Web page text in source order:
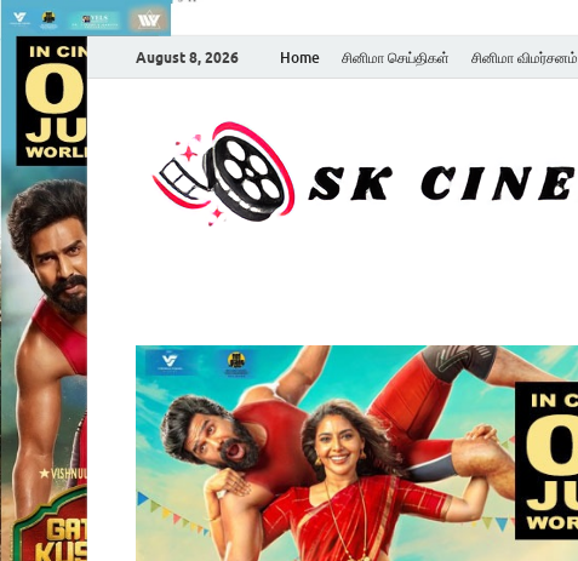
August 8, 2026 Home சினிமா செய்திகள் சினிமா விமர்சனம்